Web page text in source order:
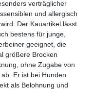
verträglicher
und allergisch
Der Kauartikel lässt
bestens für junge,
geeignet, die
größere Brocken
ohne Zugabe von
Er ist bei Hunden
als Belohnung und